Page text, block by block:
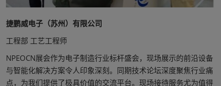
捷鹏威电子（苏州）有限公司
工程部 工艺工程师
NPEOCN展会作为电子制造行业标杆盛会，现场展示的前沿设备
与智能化解决方案令人印象深刻。同期技术论坛深度聚焦行业痛
点，为我们提供了极具价值的交流平台。现场接待服务尤为值得